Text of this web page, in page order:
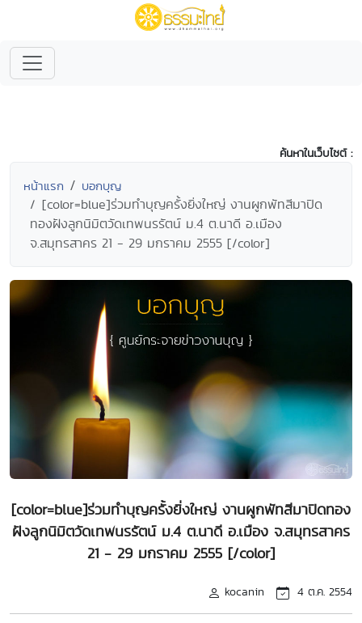
ค้นหาในเว็บไซต์ :
หน้าแรก บอกบุญ
[color=blue]ร่วมทำบุญครั้งยิ่งใหญ่ งานผูกพัทสีมาปิด
ทองฝังลูกนิมิตวัดเทพนรรัตน์ ม.4 ต.นาดี อ.เมือง
จ.สมุทรสาคร 21 - 29 มกราคม 2555 [/color]
[color=blue]ร่วมทำบุญครั้งยิ่งใหญ่ งานผูกพัทสีมาปิดทอง
ฝังลูกนิมิตวัดเทพนรรัตน์ ม.4 ต.นาดี อ.เมือง จ.สมุทรสาคร
21 - 29 มกราคม 2555 [/color]
kocanin 4 ต.ค. 2554